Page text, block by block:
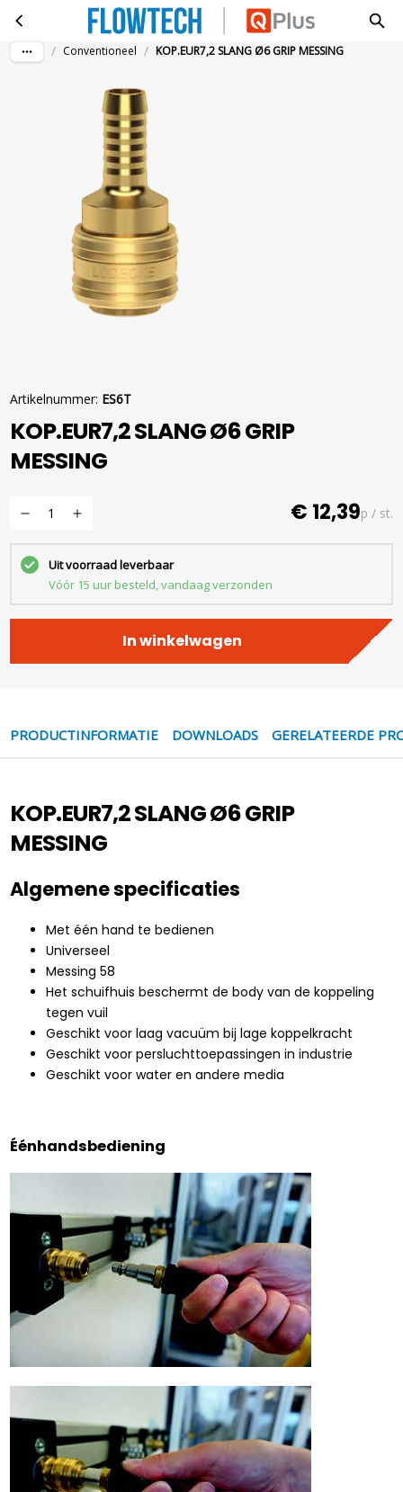
Ga naar hoofdinhoudKOP.EUR7,2 SLANG Ø6 GRIP MESSING
/ Conventioneel / KOP.EUR7,2 SLANG Ø6 GRIP MESSING
Artikelnummer: ES6T
KOP.EUR7,2 SLANG Ø6 GRIP
MESSING
€ 12,39p / st.
Uit voorraad leverbaar
Vóór 15 uur besteld, vandaag verzonden
In winkelwagen
PRODUCTINFORMATIE DOWNLOADS GERELATEERDE
KOP.EUR7,2 SLANG Ø6 GRIP
MESSING
Algemene specificaties
Met één hand te bedienen
Universeel
Messing 58
Het schuifhuis beschermt de body van de koppeling
tegen vuil
Geschikt voor laag vacuüm bij lage koppelkracht
Geschikt voor persluchttoepassingen in industrie
Geschikt voor water en andere media
Éénhandsbediening